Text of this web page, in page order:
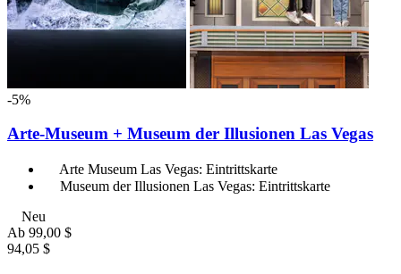
-5%
Arte-Museum + Museum der Illusionen Las Vegas
Arte Museum Las Vegas: Eintrittskarte
Museum der Illusionen Las Vegas: Eintrittskarte
Neu
Ab 99,00 $
94,05 $